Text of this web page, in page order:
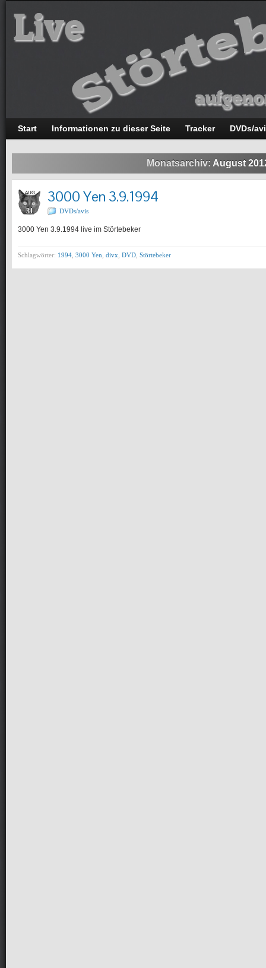
Start Informationen zu dieser Seite Tracker DVDs/
Monatsarchiv: August
AUG
31
3000 Yen 3.9.1994
DVDs/avis
3000 Yen 3.9.1994 live im Störtebeker
Schlagwörter: 1994 3000 Yen divx DVD Störtebeker